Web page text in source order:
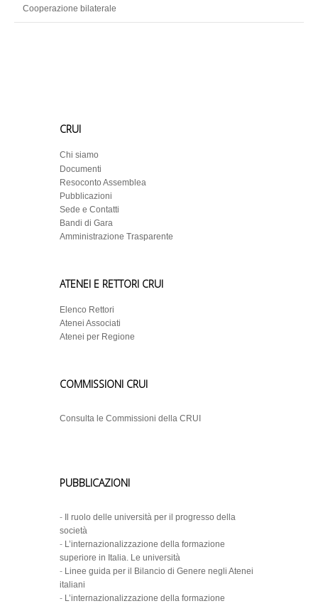
Cooperazione bilaterale
CRUI
Chi siamo
Documenti
Resoconto Assemblea
Pubblicazioni
Sede e Contatti
Bandi di Gara
Amministrazione Trasparente
ATENEI E RETTORI CRUI
Elenco Rettori
Atenei Associati
Atenei per Regione
COMMISSIONI CRUI
Consulta le Commissioni della CRUI
PUBBLICAZIONI
-
Il ruolo delle università per il progresso della
società
- L’internazionalizzazione della formazione
superiore in Italia. Le università
- Linee guida per il Bilancio di Genere negli Atenei
italiani
- L’internazionalizzazione della formazione